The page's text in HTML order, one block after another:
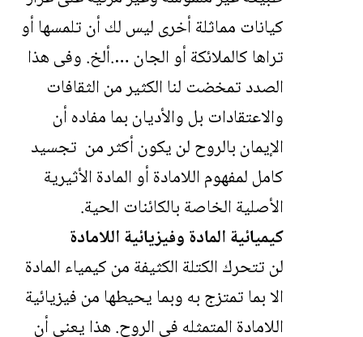
كيانات مماثلة أخرى ليس لك أن تلمسها أو
تراها كالملائكة أو الجان ….ألخ. وفى هذا
الصدد تمخضت لنا الكثير من الثقافات
والاعتقادات بل والأديان بما مفاده أن
الإيمان بالروح لن يكون أكثر من تجسيد
كامل لمفهوم اللامادة أو المادة الأثيرية
الأصلية الخاصة بالكائنات الحية.
كيميائية المادة وفيزيائية اللامادة
لن تتحرك الكتلة الكثيفة من كيمياء المادة
الا بما تمتزج به وبما يحيطها من فيزيائية
اللامادة المتمثله فى الروح. هذا يعنى أن